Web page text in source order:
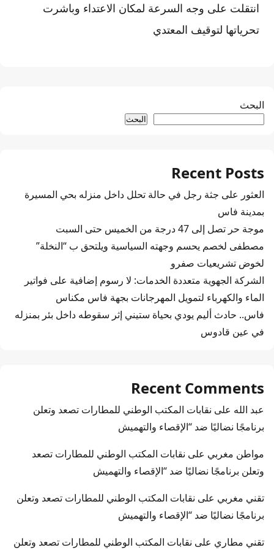
انتقلت على وجه السرعة لمكان الاعتداء وباشرت
تحرياتها لتوقيف المعتدي
البحث
البحث
Recent Posts
العثور على جثة رجل في حالة تحلل داخل منزله بحي المسيرة
بمدينة فاس
موجة حر تصل إلى 47 درجة من الخميس حتى السبت
مصطفى لخصم يحسم وجهته السياسية ويلتحق ب “النخلة”
لخوض تشريعيات صفرو
الشركة الجهوية متعددة الخدمات: لا رسوم إضافية على فواتير
الماء والكهرباء لتمويل المهرجانات بجهة فاس مكناس
فاس.. حادث أليم يودي بحياة ستيني إثر سقوطه داخل بئر بمنزله
في عين قادوس
Recent Comments
عبد الله على نقابات المكتب الوطني للمطارات تصعد وتعلن
برنامجًا نضاليًا ضد “الإقصاء والتهميش
مواطن مغربي على نقابات المكتب الوطني للمطارات تصعد
وتعلن برنامجًا نضاليًا ضد “الإقصاء والتهميش
تقني مغربي على نقابات المكتب الوطني للمطارات تصعد وتعلن
برنامجًا نضاليًا ضد “الإقصاء والتهميش
تقني مطاري على نقابات المكتب الوطني للمطارات تصعد وتعلن